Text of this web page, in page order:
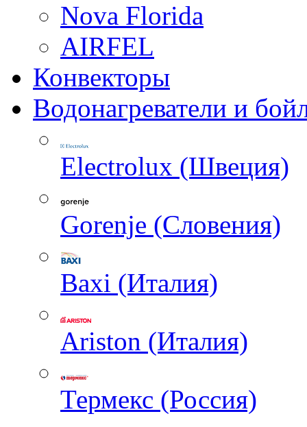
Nova Florida
AIRFEL
Конвекторы
Водонагреватели и
Electrolux (Швеция)
Gorenje (Словения)
Baxi (Италия)
Ariston (Италия)
Термекс (Россия)